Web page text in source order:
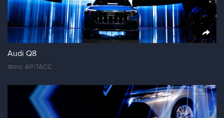
Audi Q8
Фото: AP/ТАСС